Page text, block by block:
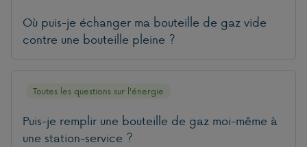
Où puis-je échanger ma bouteille de gaz vide
contre une bouteille pleine ?
Puis-je remplir une bouteille de gaz moi-même à
une station-service ?
Toutes les questions sur l'énergie